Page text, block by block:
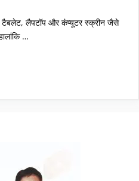
लैपटॉप और कंप्यूटर स्क्रीन जैसे
…